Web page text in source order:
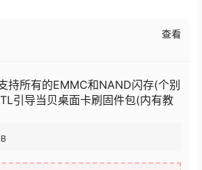
查看
持所有的EMMC和NAND闪存(个别
引导当贝桌面卡刷固件包(内有教